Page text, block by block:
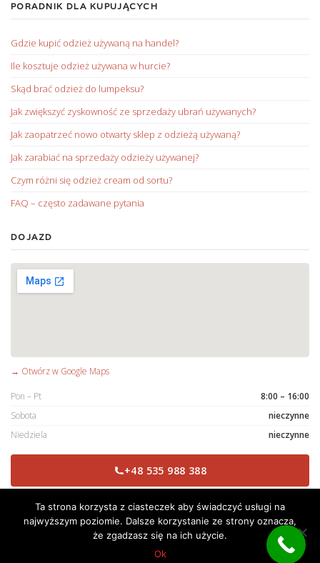
PORADNIK DLA KUPUJĄCYCH
Gdzie kupić odzież używaną na handel?
Ile kosztuje odzież używana w hurcie?
Skąd brać odzież do lumpeksu?
Jak zwiększyć zyskowność ze sprzedaży ubrań używanych?
Jak zaopatrzeć nowo otwarty sklep z odzieżą używaną?
Jak zarabiać na sprzedaży odzieży używanej?
Czym różni się odzież cream od sortu?
FAQ – często zadawane pytania
DOJAZD
→ Otwórz w Google Maps
Pon – Pt
8:00 – 16:00
Sobota
nieczynne
Niedziela
nieczynne
+48 535 988 388
© 2026 RaMaj Tomasz Moszczak. Wszelkie prawa zastrzeżone.
Ta strona korzysta z ciasteczek aby świadczyć usługi na
najwyższym poziomie. Dalsze korzystanie ze strony oznacza,
że zgadzasz się na ich użycie.
Ok